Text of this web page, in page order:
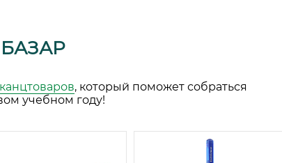
, который поможет собраться
учебном году!